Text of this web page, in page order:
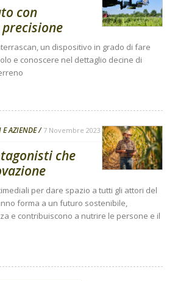
con
un dispositivo in grado di fare
e conoscere nel dettaglio decine di
AZIENDE 7 Novembre 2023
che
per dare spazio a tutti gli attori del
forma a un futuro sostenibile,
e contribuiscono a nutrire le persone e il